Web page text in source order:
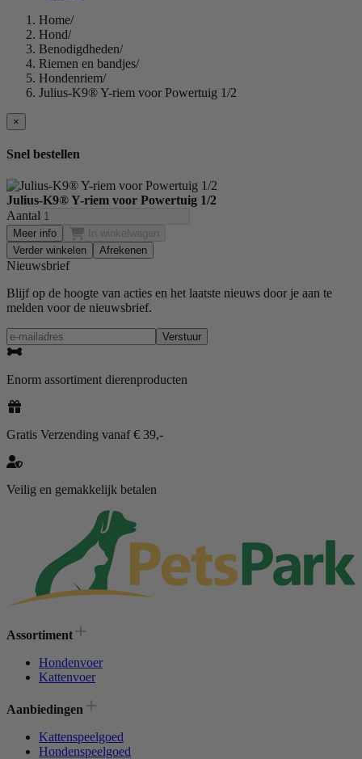
Home/
Hond/
Benodigdheden/
Riemen en bandjes/
Hondenriem/
Julius-K9® Y-riem voor Powertuig 1/2
×
Snel bestellen
Julius-K9® Y-riem voor Powertuig 1/2
Aantal
Meer info
In winkelwagen
Verder winkelen
Afrekenen
Nieuwsbrief
Blijf op de hoogte van acties en het laatste nieuws door je aan te
melden voor de nieuwsbrief.
Verstuur
Enorm assortiment dierenproducten
Gratis Verzending vanaf € 39,-
Veilig en gemakkelijk betalen
Assortiment
Hondenvoer
Kattenvoer
Aanbiedingen
Kattenspeelgoed
Hondenspeelgoed